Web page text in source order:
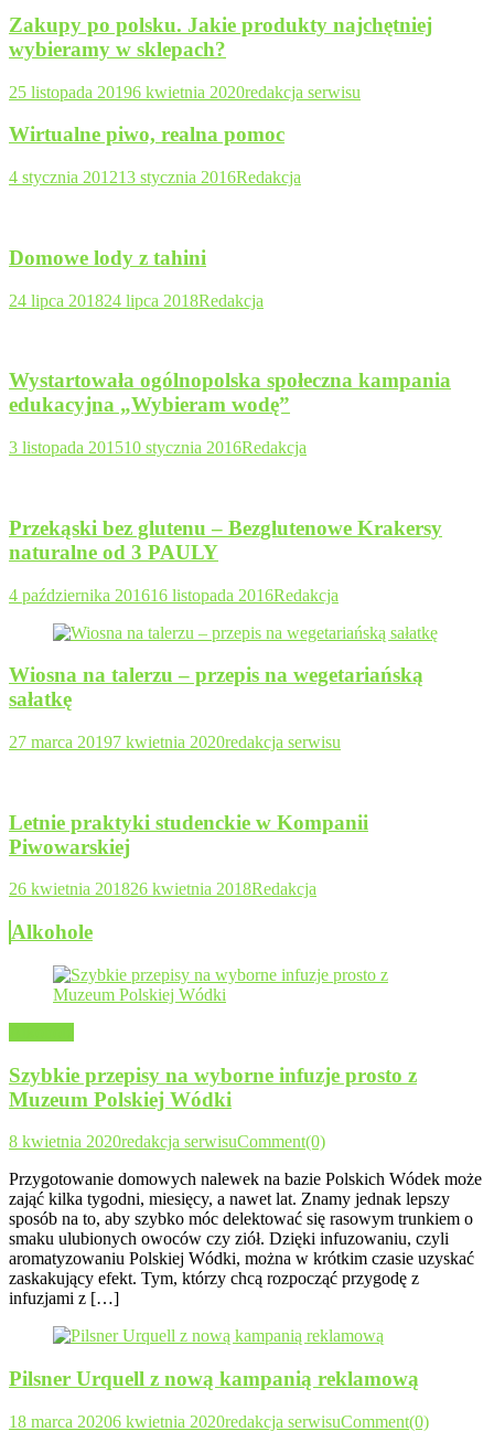
Zakupy po polsku. Jakie produkty najchętniej
wybieramy w sklepach?
25 listopada 20196 kwietnia 2020redakcja serwisu
Wirtualne piwo, realna pomoc
4 stycznia 201213 stycznia 2016Redakcja
Domowe lody z tahini
24 lipca 201824 lipca 2018Redakcja
Wystartowała ogólnopolska społeczna kampania
edukacyjna „Wybieram wodę”
3 listopada 201510 stycznia 2016Redakcja
Przekąski bez glutenu – Bezglutenowe Krakersy
naturalne od 3 PAULY
4 października 201616 listopada 2016Redakcja
Wiosna na talerzu – przepis na wegetariańską
sałatkę
27 marca 20197 kwietnia 2020redakcja serwisu
Letnie praktyki studenckie w Kompanii
Piwowarskiej
26 kwietnia 201826 kwietnia 2018Redakcja
Alkohole
Szybkie przepisy na wyborne infuzje prosto z
Muzeum Polskiej Wódki
8 kwietnia 2020redakcja serwisuComment(0)
Przygotowanie domowych nalewek na bazie Polskich Wódek może
zająć kilka tygodni, miesięcy, a nawet lat. Znamy jednak lepszy
sposób na to, aby szybko móc delektować się rasowym trunkiem o
smaku ulubionych owoców czy ziół. Dzięki infuzowaniu, czyli
aromatyzowaniu Polskiej Wódki, można w krótkim czasie uzyskać
zaskakujący efekt. Tym, którzy chcą rozpocząć przygodę z
infuzjami z […]
Pilsner Urquell z nową kampanią reklamową
18 marca 20206 kwietnia 2020redakcja serwisuComment(0)